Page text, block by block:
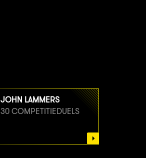
JOHN LAMMERS
30 COMPETITIEDUELS